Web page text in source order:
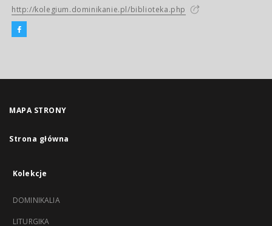
http://kolegium.dominikanie.pl/biblioteka.php
MAPA STRONY
Strona główna
Kolekcje
DOMINIKALIA
LITURGIKA